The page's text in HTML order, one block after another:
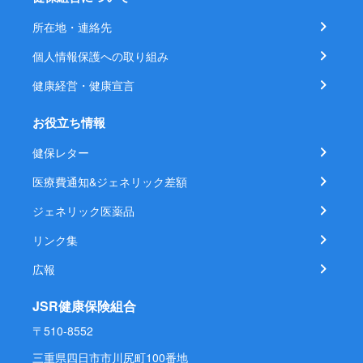
所在地・連絡先
個人情報保護への取り組み
健康経営・健康宣言
お役立ち情報
健保レター
医療費通知&ジェネリック差額
ジェネリック医薬品
リンク集
広報
JSR健康保険組合
〒510-8552
三重県四日市市川尻町100番地